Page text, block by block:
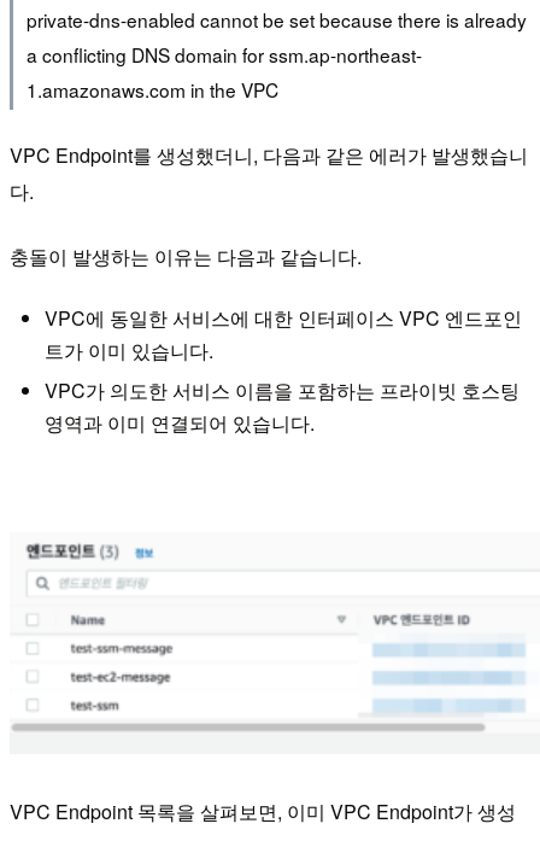
private-dns-enabled cannot be set because there is already
a conflicting DNS domain for ssm.ap-northeast-
1.amazonaws.com in the VPC
VPC Endpoint를 생성했더니, 다음과 같은 에러가 발생했습니
다.
충돌이 발생하는 이유는 다음과 같습니다.
VPC에 동일한 서비스에 대한 인터페이스 VPC 엔드포인
트가 이미 있습니다.
VPC가 의도한 서비스 이름을 포함하는 프라이빗 호스팅
영역과 이미 연결되어 있습니다.
VPC Endpoint 목록을 살펴보면, 이미 VPC Endpoint가 생성